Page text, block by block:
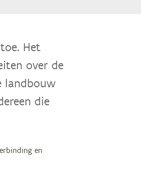
Het
over de
landbouw
die
en